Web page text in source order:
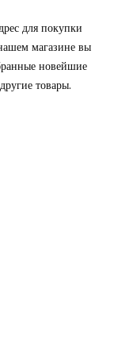
для покупки
магазине вы
новейшие
товары.